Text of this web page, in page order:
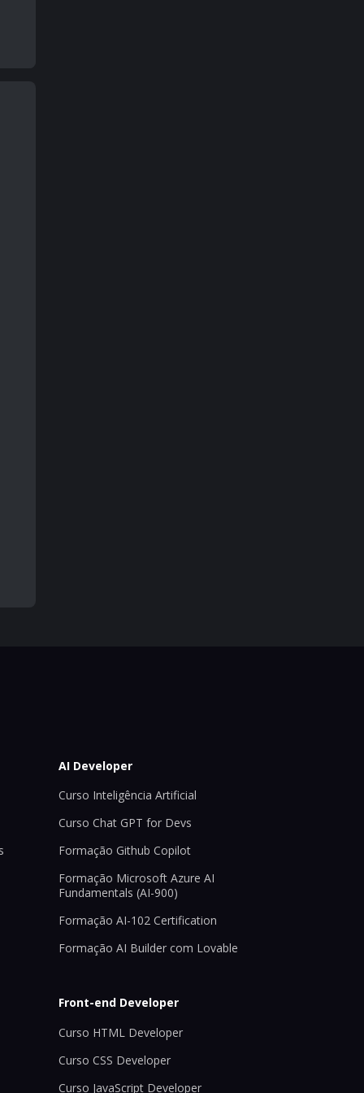
AI Developer
Curso Inteligência Artificial
Curso Chat GPT for Devs
Formação Github Copilot
Formação Microsoft Azure AI
Fundamentals (AI-900)
Formação AI-102 Certification
Formação AI Builder com Lovable
Front-end Developer
Curso HTML Developer
Curso CSS Developer
Curso JavaScript Developer